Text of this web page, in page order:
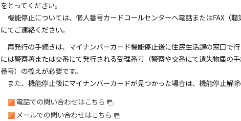
をとってください。
機能停止については、個人番号カードコールセンターへ電話またはFAX（聴
にてご連絡ください。
再発行の手続きは、マイナンバーカード機能停止後に住民生活課の窓口で
には警察署または交番にて発行される受理番号（警察や交番にて遺失物届の
番号）の控えが必要です。
また、機能停止後にマイナンバーカードが見つかった場合は、機能停止解除
電話での問い合わせはこちら
メールでの問い合わせはこちら